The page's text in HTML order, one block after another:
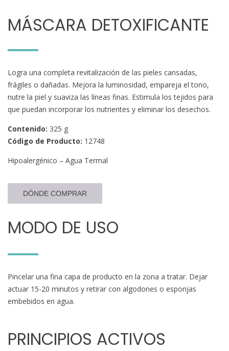
MÁSCARA DETOXIFICANTE
Logra una completa revitalización de las pieles cansadas,
frágiles o dañadas. Mejora la luminosidad, empareja el tono,
nutre la piel y suaviza las líneas finas. Estimula los tejidos para
que puedan incorporar los nutrientes y eliminar los desechos.
Contenido: 325 g
Código de Producto: 12748
Hipoalergénico – Agua Termal
DÓNDE COMPRAR
MODO DE USO
Pincelar una fina capa de producto en la zona a tratar. Dejar
actuar 15-20 minutos y retirar con algodones o esponjas
embebidos en agua.
PRINCIPIOS ACTIVOS